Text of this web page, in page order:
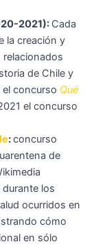
2021): Cada
la creación y
relacionados
de Chile y
concurso Qué
el concurso
:concurso
de
los
ocurridos en
cómo
en sólo